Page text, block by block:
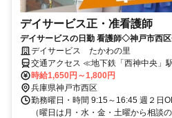
デイサービス正・准看護師
デイサービスの日勤 看護師◇神戸市西
経験不問！人柄重視の採用です！
デイサービス たかわの里
交通アクセス ≪地下鉄「西神中央」
通勤ＯＫ！】 神戸市西神・山手線 西神中央駅(バス15分→徒歩3分) 神
戸電鉄粟生線 押部谷駅(バス12分→徒
分→徒歩３分)
時給1,650円～1,800円
兵庫県神戸市西区
勤務曜日・時間 9:15～16:45 週２日
（曜日は月・水・金・土曜から相談の